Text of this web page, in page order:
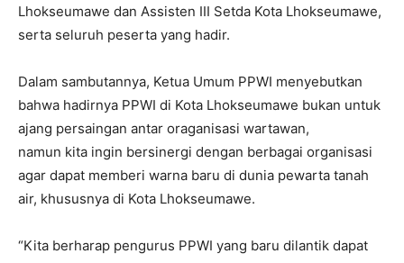
Lhokseumawe dan Assisten III Setda Kota Lhokseumawe,
serta seluruh peserta yang hadir.
Dalam sambutannya, Ketua Umum PPWI menyebutkan
bahwa hadirnya PPWI di Kota Lhokseumawe bukan untuk
ajang persaingan antar oraganisasi wartawan,
namun kita ingin bersinergi dengan berbagai organisasi
agar dapat memberi warna baru di dunia pewarta tanah
air, khususnya di Kota Lhokseumawe.
“Kita berharap pengurus PPWI yang baru dilantik dapat